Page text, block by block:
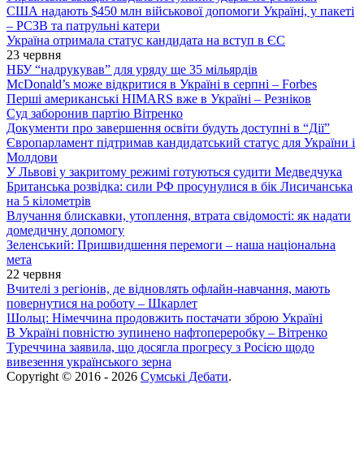
США надають $450 млн військової допомоги Україні, у пакеті
– РСЗВ та патрульні катери
Україна отримала статус кандидата на вступ в ЄС
23 червня
НБУ “надрукував” для уряду ще 35 мільярдів
McDonald’s може відкритися в Україні в серпні – Forbes
Перші американські HIMARS вже в Україні – Резніков
Суд заборонив партію Вітренко
Документи про завершення освіти будуть доступні в “Дії”
Європарламент підтримав кандидатський статус для України і
Молдови
У Львові у закритому режимі готуються судити Медведчука
Британська розвідка: сили РФ просунулися в бік Лисичанська
на 5 кілометрів
Влучання блискавки, утоплення, втрата свідомості: як надати
домедичну допомогу
Зеленський: Пришвидшення перемоги – наша національна
мета
22 червня
Вчителі з регіонів, де відновлять офлайн-навчання, мають
повернутися на роботу – Шкарлет
Шольц: Німеччина продовжить постачати зброю Україні
В Україні повністю зупинено нафтопереробку – Вітренко
Туреччина заявила, що досягла прогресу з Росією щодо
вивезення українського зерна
Copyright © 2016 - 2026 Сумські Дебати.